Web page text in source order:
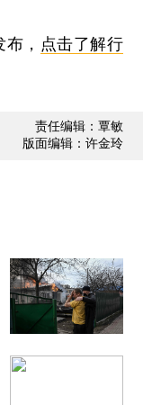
， 点击了解行
责任编辑：覃敏
版面编辑：许金玲